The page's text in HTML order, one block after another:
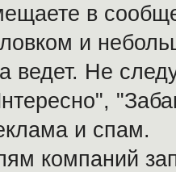
в
и
ведет. Не
и спам.
компаний